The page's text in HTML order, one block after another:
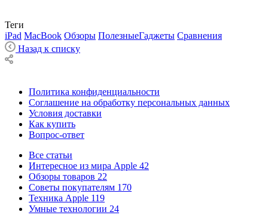
Теги
iPad MacBook Обзоры ПолезныеГаджеты Cравнения
Назад к списку
Политика конфиденциальности
Соглашение на обработку персональных данных
Условия доставки
Как купить
Вопрос-ответ
Все статьи
Интересное из мира Apple 42
Обзоры товаров 22
Советы покупателям 170
Техника Apple 119
Умные технологии 24